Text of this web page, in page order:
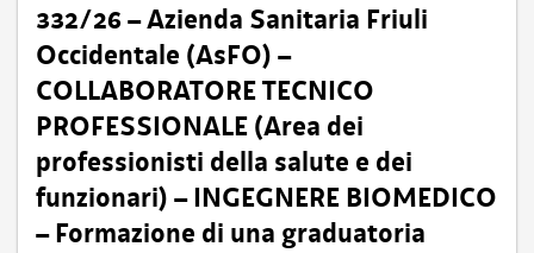
332/26 – Azienda Sanitaria Friuli
Occidentale (AsFO) –
COLLABORATORE TECNICO
PROFESSIONALE (Area dei
professionisti della salute e dei
funzionari) – INGEGNERE BIOMEDICO
– Formazione di una graduatoria